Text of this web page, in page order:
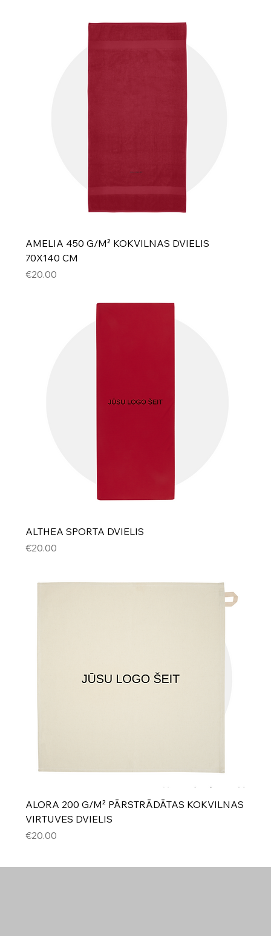
AMELIA 450 G/M² KOKVILNAS DVIELIS
70X140 CM
Cena
€20.00
ALTHEA SPORTA DVIELIS
Cena
€20.00
ALORA 200 G/M² PĀRSTRĀDĀTAS KOKVILNAS
VIRTUVES DVIELIS
Cena
€20.00